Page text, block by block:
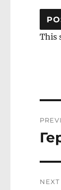
This
NEXT